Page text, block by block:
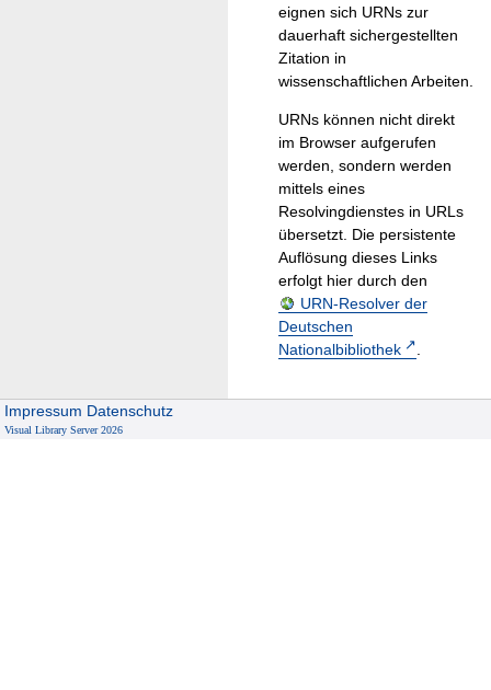
eignen sich URNs zur
dauerhaft sichergestellten
Zitation in
wissenschaftlichen Arbeiten.
URNs können nicht direkt
im Browser aufgerufen
werden, sondern werden
mittels eines
Resolvingdienstes in URLs
übersetzt. Die persistente
Auflösung dieses Links
erfolgt hier durch den
URN-Resolver der
Deutschen
Nationalbibliothek
.
Impressum Datenschutz
Visual Library Server 2026